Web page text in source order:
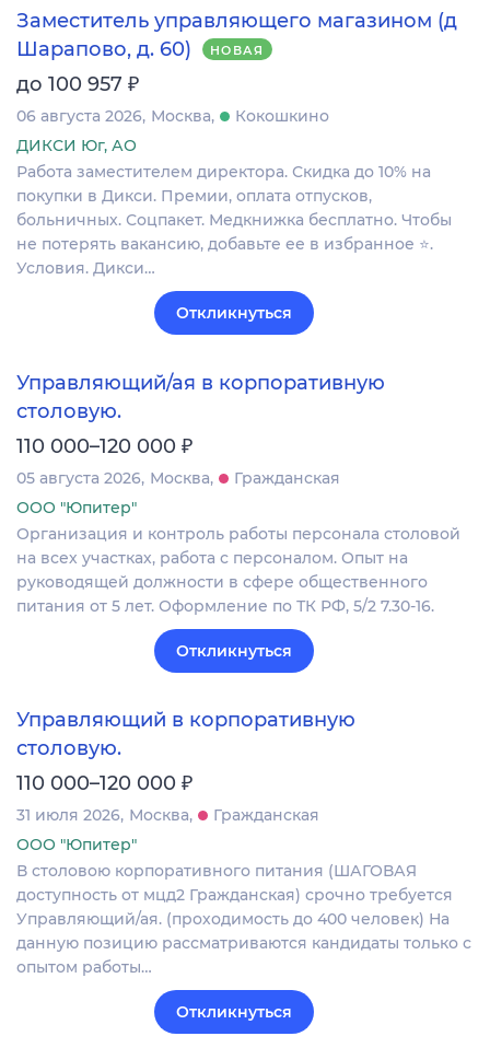
Заместитель управляющего магазином (д
Шарапово, д. 60)
НОВАЯ
до 100 957 ₽
06 августа 2026 Москва
Кокошкино
ДИКСИ Юг, АО
Работа заместителем директора. Скидка до 10% на
покупки в Дикси. Премии, оплата отпусков,
больничных. Соцпакет. Медкнижка бесплатно. Чтобы
не потерять вакансию, добавьте ее в избранное ⭐.
Условия. Дикси…
Откликнуться
Управляющий/ая в корпоративную
столовую.
110 000–120 000 ₽
05 августа 2026 Москва
Гражданская
ООО "Юпитер"
Организация и контроль работы персонала столовой
на всех участках, работа с персоналом. Опыт на
руководящей должности в сфере общественного
питания от 5 лет. Оформление по ТК РФ, 5/2 7.30-16.
Откликнуться
Управляющий в корпоративную
столовую.
110 000–120 000 ₽
31 июля 2026 Москва
Гражданская
ООО "Юпитер"
В столовою корпоративного питания (ШАГОВАЯ
доступность от мцд2 Гражданская) срочно требуется
Управляющий/ая. (проходимость до 400 человек) На
данную позицию рассматриваются кандидаты только с
опытом работы…
Откликнуться